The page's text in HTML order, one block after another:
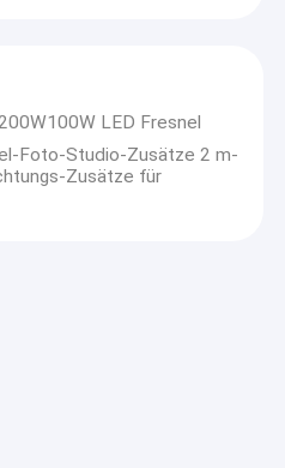
LED Fresnel
Foto-Studio-Zusätze 2 m-
Zusätze für